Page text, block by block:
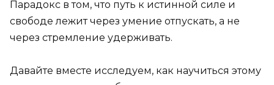
Парадокс в том, что путь к истинной силе и
свободе лежит через умение отпускать, а не
через стремление удерживать.
Давайте вместе исследуем, как научиться этому